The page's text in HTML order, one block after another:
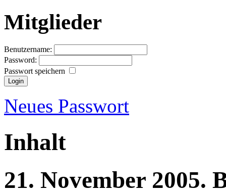
Mitglieder
Benutzername:
Password:
Passwort speichern
Neues Passwort
Inhalt
21. November 2005.